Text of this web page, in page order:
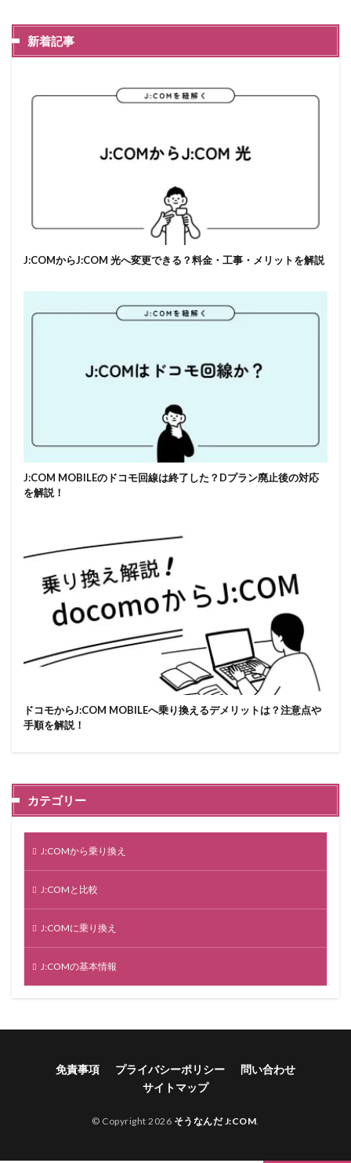
新着記事
J:COMからJ:COM 光へ変更できる？料金・工事・メリットを解説
J:COM MOBILEのドコモ回線は終了した？Dプラン廃止後の対応
を解説！
ドコモからJ:COM MOBILEへ乗り換えるデメリットは？注意点や
手順を解説！
カテゴリー
J:COMから乗り換え
J:COMと比較
J:COMに乗り換え
J:COMの基本情報
免責事項 プライバシーポリシー
問い合わせ
サイトマップ
© Copyright 2026 そうなんだ J:COM.